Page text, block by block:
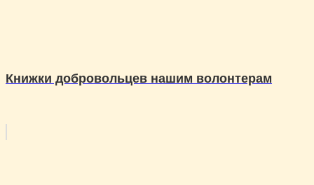
Книжки добровольцев нашим волонтерам